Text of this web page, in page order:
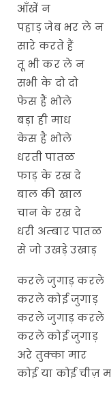
आँखें न
पहाड़ जेब भर ले न
सारे करते हैं
तू भी कर ले न
सभी के दो दो
फेस हैं भोले
बड़ा ही माध
केस है भोले
धरती पातळ
फाड़ के रख दे
बाल की खाल
चान के रख दे
धरी अम्बार पातळ
से जो उखड़े उखाड़
करले जुगाड़ करले
करले कोई जुगाड़
करले जुगाड़ करले
करले कोई जुगाड़
अरे तुक्का मार
कोई या कोई चीज़